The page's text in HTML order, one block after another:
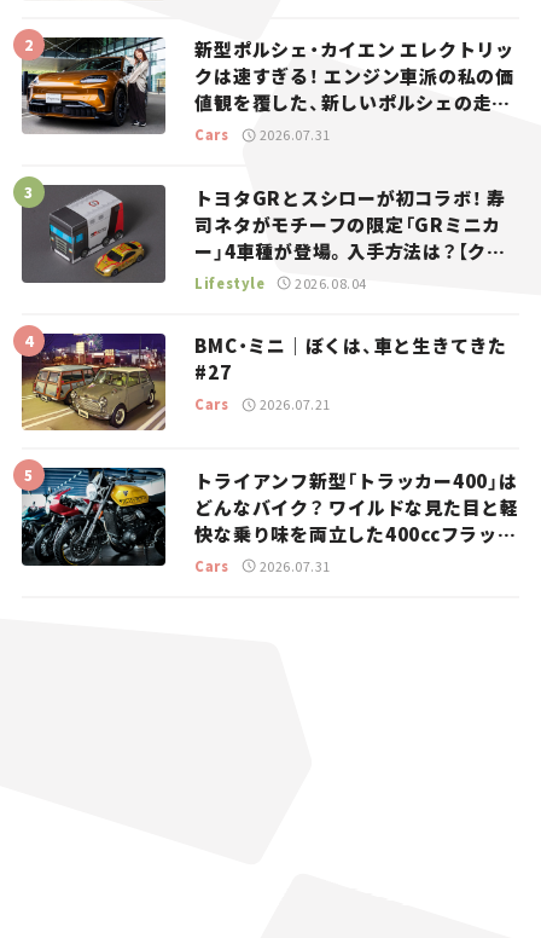
新型ポルシェ・カイエン エレクトリッ
クは速すぎる！ エンジン車派の私の価
値観を覆した、新しいポルシェの走
り。
Cars 2026.07.31
トヨタGRとスシローが初コラボ！ 寿
司ネタがモチーフの限定「GRミニカ
ー」4車種が登場。入手方法は？【クル
マとホビー】
Lifestyle 2026.08.04
BMC・ミニ｜ぼくは、車と生きてきた
#27
Cars 2026.07.21
トライアンフ新型「トラッカー400」は
どんなバイク？ ワイルドな見た目と軽
快な乗り味を両立した400ccフラット
トラッカー【試乗レビュー】
Cars 2026.07.31